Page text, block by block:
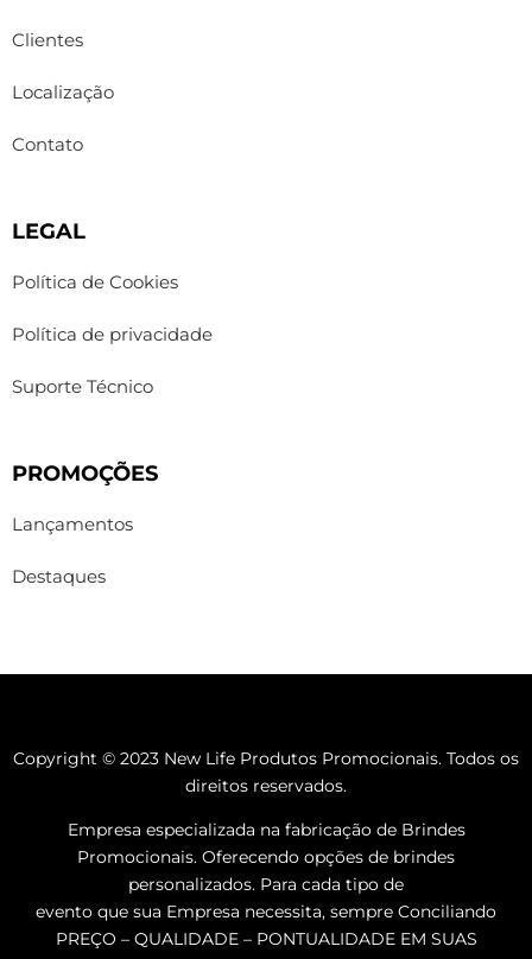
Clientes
Localização
Contato
LEGAL
Política de Cookies
Política de privacidade
Suporte Técnico
PROMOÇÕES
Lançamentos
Destaques
Copyright © 2023 New Life Produtos Promocionais. Todos os
direitos reservados.
Empresa especializada na fabricação de Brindes
Promocionais. Oferecendo opções de brindes
personalizados. Para cada tipo de
evento que sua Empresa necessita, sempre Conciliando
PREÇO – QUALIDADE – PONTUALIDADE EM SUAS